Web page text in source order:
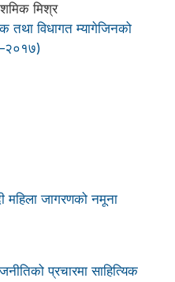
मिश्र
तथा विधागत म्यागेजिनको
महिला जागरणको नमूना
प्रचारमा साहित्यिक